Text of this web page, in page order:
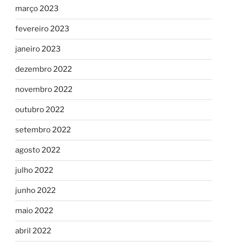
março 2023
fevereiro 2023
janeiro 2023
dezembro 2022
novembro 2022
outubro 2022
setembro 2022
agosto 2022
julho 2022
junho 2022
maio 2022
abril 2022